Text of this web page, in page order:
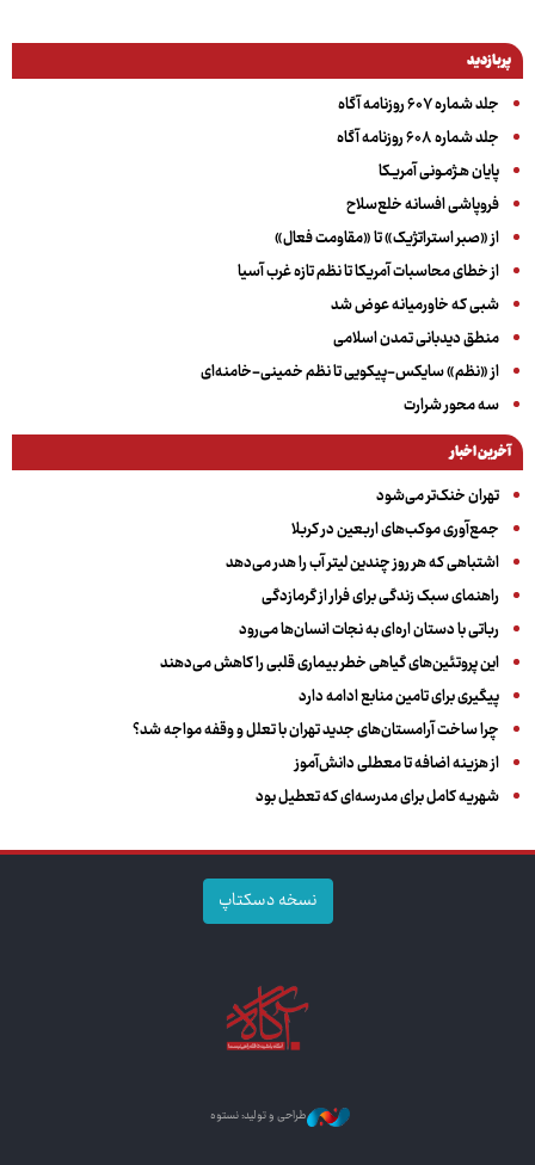
پربازدید
جلد شماره ۶۰۷ روزنامه آگاه
جلد شماره ۶۰۸ روزنامه آگاه
پایان هـژمـونی آمریـکا
فروپاشی افسانه خلع‌سلاح
از «صبر استراتژیک» تا «مقاومت فعال»
از خطای محاسبات آمریکا تا نظم تازه غرب آسیا
شبی که خاورمیانه عوض شد
منطق دیدبانی تمدن اسلامی
از «نظم» سایکس-پیکویی تا نظم خمینی-خامنه‌ای
سه‌ محور شرارت
آخرین اخبار
تهران خنک‌تر می‌شود
جمع‌آوری موکب‌های اربعین در کربلا
اشتباهی که هر روز چندین لیتر آب را هدر می‌دهد
راهنمای سبک زندگی برای فرار از گرمازدگی
رباتی با دستان اره‌ای به نجات انسان‌ها می‌رود
این پروتئین‌های گیاهی خطر بیماری قلبی را کاهش می‌دهند
پیگیری برای تامین منابع ادامه دارد
چرا ساخت آرامستان‌های جدید تهران با تعلل و وقفه مواجه شد؟
از هزینه اضافه تا معطلی دانش‌آموز
شهریه کامل برای مدرسه‌ای که تعطیل بود
نسخه دسکتاپ
طراحی و تولید: نستوه